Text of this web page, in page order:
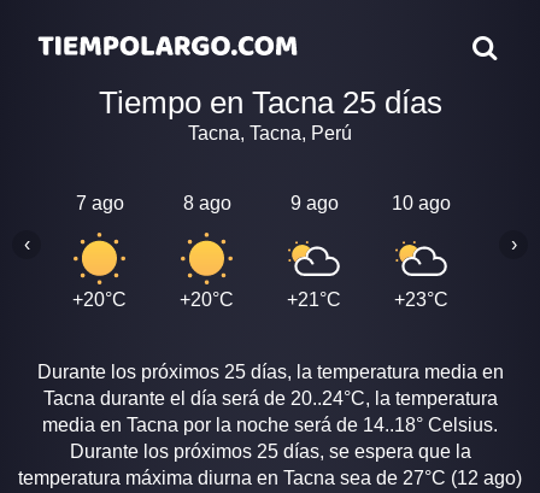
Tiempo en Tacna 25 días
Tacna, Tacna, Perú
7 ago
+20°C
8 ago
+20°C
9 ago
+21°C
10 ago
+23°C
‹ ›
Durante los próximos 25 días, la temperatura media en
Tacna durante el día será de 20..24°C, la temperatura
media en Tacna por la noche será de 14..18° Celsius.
Durante los próximos 25 días, se espera que la
temperatura máxima diurna en Tacna sea de 27°C (12 ago)